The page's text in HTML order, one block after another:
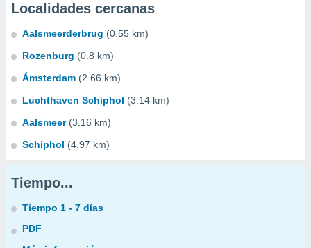
Localidades cercanas
Aalsmeerderbrug (0.55 km)
Rozenburg (0.8 km)
Ámsterdam (2.66 km)
Luchthaven Schiphol (3.14 km)
Aalsmeer (3.16 km)
Schiphol (4.97 km)
Tiempo...
Tiempo 1 - 7 días
PDF